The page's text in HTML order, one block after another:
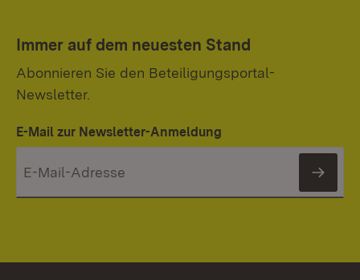
Immer auf dem neuesten Stand
Abonnieren Sie den Beteiligungsportal-
Newsletter.
E-Mail zur Newsletter-Anmeldung